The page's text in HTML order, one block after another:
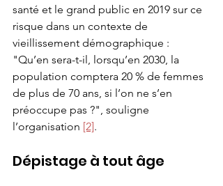
santé et le grand public en 2019 sur ce
risque dans un contexte de
vieillissement démographique :
"Qu’en sera-t-il, lorsqu’en 2030, la
population comptera 20 % de femmes
de plus de 70 ans, si l’on ne s’en
préoccupe pas ?", souligne
l’organisation [2].
Dépistage à tout âge